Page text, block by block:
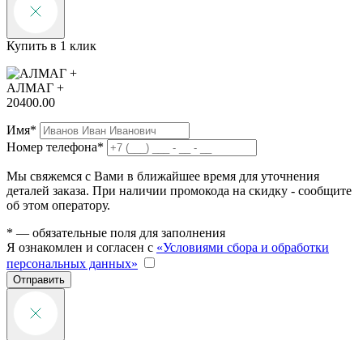
Купить в 1 клик
АЛМАГ +
20400.00
Имя*
Номер телефона*
Мы свяжемся с Вами в ближайшее время для уточнения
деталей заказа. При наличии промокода на скидку - сообщите
об этом оператору.
* — обязательные поля для заполнения
Я ознакомлен и согласен с «Условиями сбора и обработки
персональных данных»
Отправить